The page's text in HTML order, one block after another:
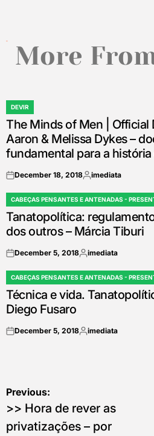
More
POSTED
IN
DEVIR
The Minds of Men | Official
Aaron & Melissa Dykes –
fundamental para a
onDecember 18, 2018Posted
imediata
POSTED
IN
CABEÇAS PENSANTES E ANTENADAS -
Tanatopolítica:
dos outros – Márcia Tiburi
onDecember 5, 2018Posted
imediata
POSTED
IN
CABEÇAS PENSANTES E ANTENADAS -
Técnica e vida.
Diego Fusaro
onDecember 5, 2018Posted
imediata
Post
navigation
Previous:
>> Hora de rever as
privatizações – por